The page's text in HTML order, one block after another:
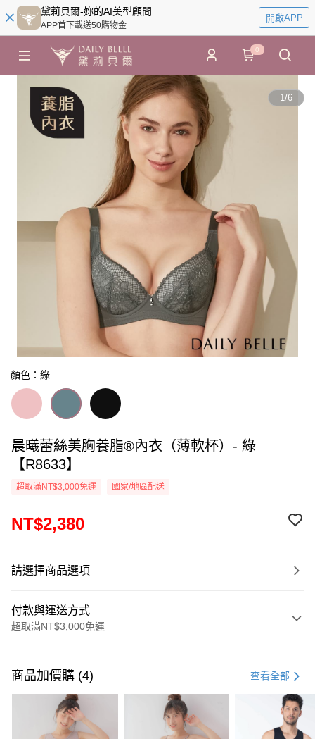
黛莉貝爾-妳的AI美型顧問
APP首下載送50購物金
開啟APP
0
1/6
顏色：綠
晨曦蕾絲美胸養脂®內衣（薄軟杯）- 綠
【R8633】
超取滿NT$3,000免運 國家/地區配送
NT$2,380
請選擇商品選項
付款與運送方式
超取滿NT$3,000免運
信用卡一次付款
信用卡分期付款
3 期 0 利率 每期 21家銀行
商品加價購 (4) 查看全部